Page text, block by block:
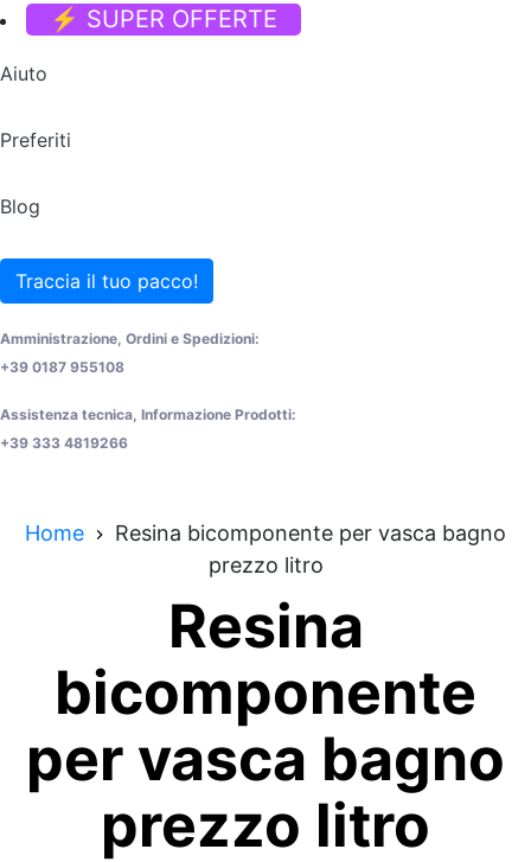
⚡ SUPER OFFERTE
Aiuto
Preferiti
Blog
Traccia il tuo pacco!
Amministrazione, Ordini e Spedizioni:
+39 0187 955108
Assistenza tecnica, Informazione Prodotti:
+39 333 4819266
Home
Resina bicomponente per vasca bagno
prezzo litro
Resina
bicomponente
per vasca bagno
prezzo litro